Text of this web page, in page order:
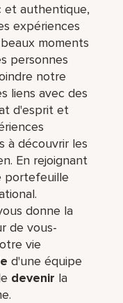
et authentique,
expériences
moments
personnes
notre
liens avec des
d'esprit et
à découvrir les
En rejoignant
portefeuille
donne la
de vous-
vie
d'une équipe
devenir la